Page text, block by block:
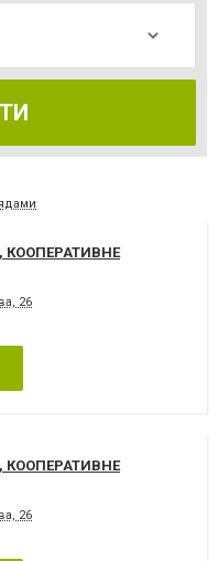
КООПЕРАТИВНЕ
26
КООПЕРАТИВНЕ
26